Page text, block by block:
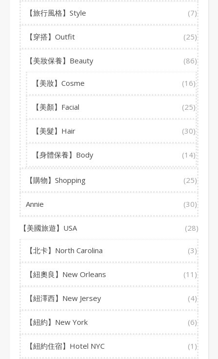
【旅行風格】Style (7)
【穿搭】Outfit (25)
【美妝保養】Beauty (86)
【美妝】Cosme (16)
【美顏】Facial (25)
【美髮】Hair (30)
【身體保養】Body (14)
【購物】Shopping (25)
Annie (30)
【美國旅遊】USA (28)
【北卡】North Carolina (3)
【紐奧良】New Orleans (11)
【紐澤西】New Jersey (4)
【紐約】New York (6)
【紐約住宿】Hotel NYC (1)